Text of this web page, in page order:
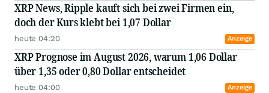
XRP News, Ripple kauft sich bei zwei Firmen ein,
doch der Kurs klebt bei 1,07 Dollar
heute 04:20 Anzeige
XRP Prognose im August 2026, warum 1,06 Dollar
über 1,35 oder 0,80 Dollar entscheidet
heute 04:00 Anzeige